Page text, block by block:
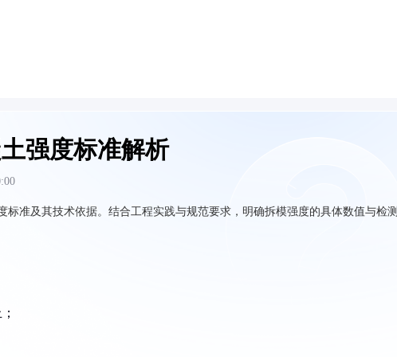
强度标准解析
标准及其技术依据。结合工程实践与规范要求，明确拆模强度的具体数值与检测